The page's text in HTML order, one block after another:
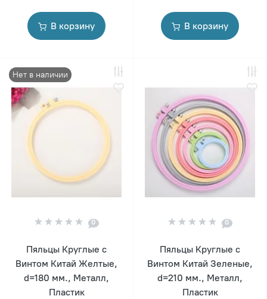
В корзину В корзину
Нет в наличии
0
Пяльцы Круглые с
Винтом Китай Желтые,
d=180 мм., Металл,
Пластик
0
Пяльцы Круглые с
Винтом Китай Зеленые,
d=210 мм., Металл,
Пластик